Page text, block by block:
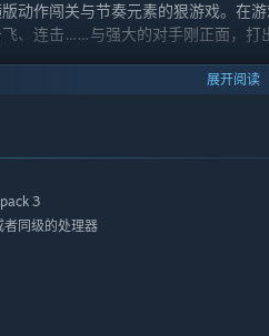
版动作闯关与节奏元素的狠游戏。在
、连击……与强大的对手刚正面，打
打怪的 激 爽 体 验 ~
展开阅读
3
同级的处理器